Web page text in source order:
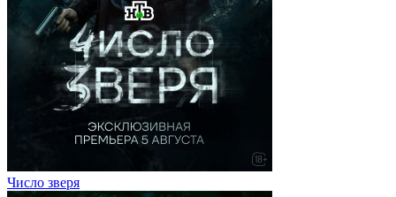
Число зверя